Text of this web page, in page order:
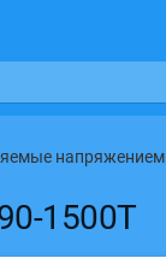
напряжением
1500T